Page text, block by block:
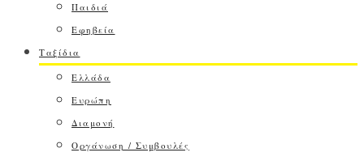
Παιδιά
Εφηβεία
Ταξίδια
Ελλάδα
Ευρώπη
Διαμονή
Οργάνωση / Συμβουλές